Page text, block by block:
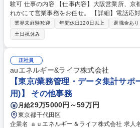
験可 仕事の内容 【仕事内容】大阪営業所、京都営業所、滋賀営業所いず
れかにて営業事務をお任せ。 【詳細】電話応
の作成・カタログ送付・来客対応・営業所内
善をお任せ。 【教育制度】ご入社後、育成担当とペアになりながらOJTに
て業務を覚えていただくことが可能です。業
れているため、スムーズに仕事に慣れること
「チームで成果を出す文化」があり、良いやり
常に改善を目指す風土のため、安心して業務に
募集職種 【大阪・京都・滋賀】営業事務 ※未
業界未経験歓迎 年間休日120日以上 退職金あり
土日祝休み
正社員
auエネルギー&ライフ株式会社
【東京/業務管理・データ集計サポ
用)】 その他事務
月給29万5000円～59万円
東京都千代田区
企業名 ａｕエネルギー＆ライフ株式会社 求人名 【東京/業務管理・データ